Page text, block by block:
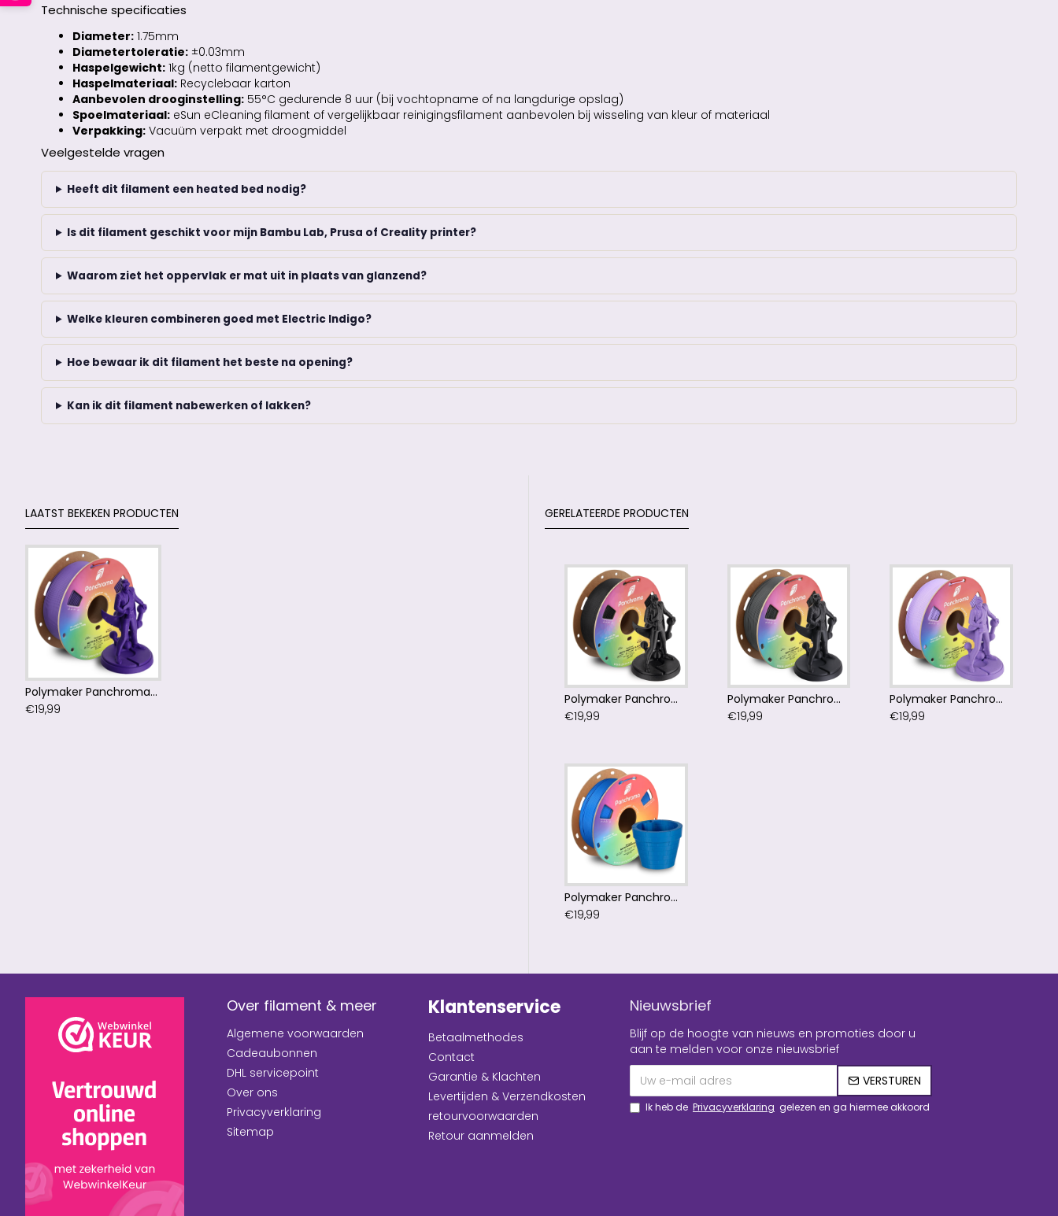
Technische specificaties
Diameter: 1.75mm
Diametertoleratie: ±0.03mm
Haspelgewicht: 1kg (netto filamentgewicht)
Haspelmateriaal: Recyclebaar karton
Aanbevolen drooginstelling: 55°C gedurende 8 uur (bij vochtopname of na langdurige opslag)
Spoelmateriaal: eSun eCleaning filament of vergelijkbaar reinigingsfilament aanbevolen bij wisseling van kleur of materiaal
Verpakking: Vacuüm verpakt met droogmiddel
Veelgestelde vragen
Heeft dit filament een heated bed nodig?
Is dit filament geschikt voor mijn Bambu Lab, Prusa of Creality printer?
Waarom ziet het oppervlak er mat uit in plaats van glanzend?
Welke kleuren combineren goed met Electric Indigo?
Hoe bewaar ik dit filament het beste na opening?
Kan ik dit filament nabewerken of lakken?
LAATST BEKEKEN PRODUCTEN
Polymaker Panchroma™ PLA Matte Electric Indigo
€19,99
GERELATEERDE PRODUCTEN
Polymaker Panchroma™ PLA Matte Charcoal Black Filament
€19,99
Polymaker Panchroma™ PLA Matte Ash Grey Filament
€19,99
Polymaker Panchroma™ PLA Matte Lavender Purple Filament
€19,99
Polymaker Panchroma™ PLA Matte Sapphire Blue Filament
€19,99
Over filament & meer
Algemene voorwaarden
Cadeaubonnen
DHL servicepoint
Over ons
Privacyverklaring
Sitemap
Klantenservice
Betaalmethodes
Contact
Garantie & Klachten
Levertijden & Verzendkosten
retourvoorwaarden
Retour aanmelden
Nieuwsbrief
Blijf op de hoogte van nieuws en promoties door u
aan te melden voor onze nieuwsbrief
VERSTUREN
Ik heb de Privacyverklaring gelezen en ga hiermee akkoord